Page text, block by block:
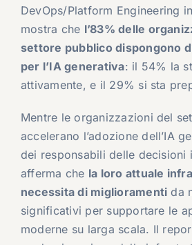
DevOps/Platform Engineering
mostra che l’83% delle
settore pubblico dispongono
per l’IA generativa: il 54% la
attivamente, e il 29% si sta
Mentre le organizzazioni del
accelerano l’adozione dell’IA
dei responsabili delle decisioni
afferma che la loro attuale
necessita di miglioramenti da
significativi per supportare le
moderne su larga scala. Il